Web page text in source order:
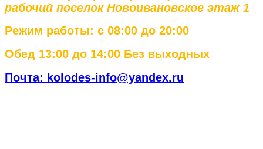
рабочий поселок Новоивановское этаж 1
Режим работы: с 08:00 до 20:00
Обед 13:00 до 14:00 Без выходных
Почта: kolodes-info@yandex.ru